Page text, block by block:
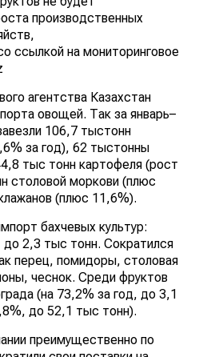
производственных
ссылкой на мониторинговое
агентства Казахстан
овощей. Так за январь–
106,7 тыстонн
за год), 62 тыстонны
тыс тонн картофеля (рост
столовой моркови (плюс
(плюс 11,6%).
бахчевых культур:
до 2,3 тыс тонн. Сократился
перец, помидоры, столовая
чеснок. Среди фруктов
(на 73,2% за год, до 3,1
до 52,1 тыс тонн).
преимущественно по